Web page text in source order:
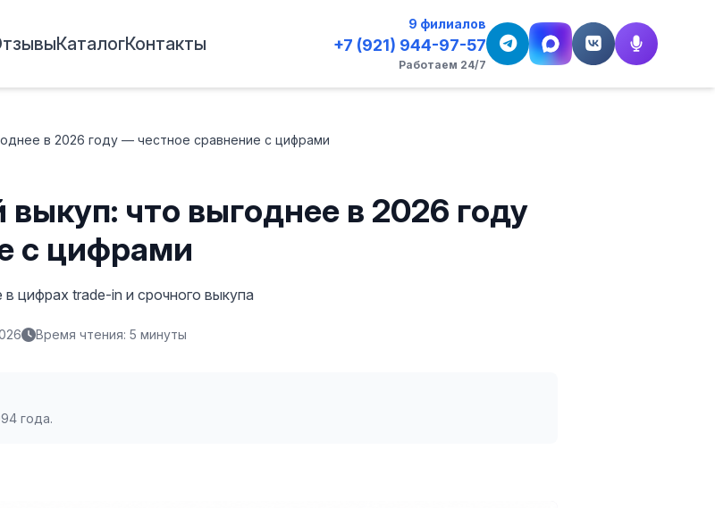
КаталогКонтакты
9 филиалов
+7 (921) 944-97-57
Работаем 24/7
в 2026 году — честное сравнение с цифрами
что выгоднее в 2026 году
с цифрами
цифрах trade-in и срочного выкупа
Время чтения: 5 минуты
года.